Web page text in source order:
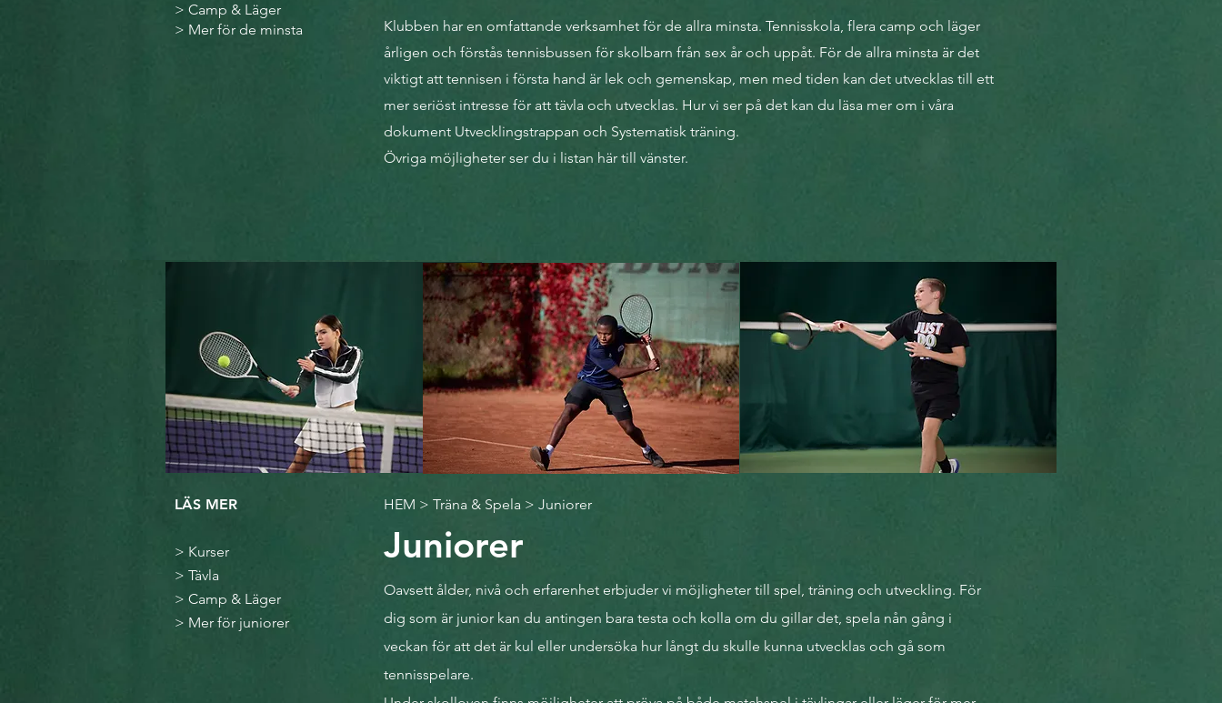
> Camp & Läger
> Mer för de minsta
Klubben har en omfattande verksamhet för de allra minsta. Tennisskola, flera camp och läger
årligen och förstås tennisbussen för skolbarn från sex år och uppåt. För de allra minsta är det
viktigt att tennisen i första hand är lek och gemenskap, men med tiden kan det utvecklas till ett
mer seriöst intresse för att tävla och utvecklas. Hur vi ser på det kan du läsa mer om i våra
dokument Utvecklingstrappan och Systematisk träning.
Övriga möjligheter ser du i listan här till vänster.
LÄS MER
> Kurser
> Tävla
> Camp & Läger
> Mer för juniorer
HEM > Träna & Spela > Juniorer
Juniorer
Oavsett ålder, nivå och erfarenhet erbjuder vi möjligheter till spel, träning och utveckling. För
dig som är junior kan du antingen bara testa och kolla om du gillar det, spela nån gång i
veckan för att det är kul eller undersöka hur långt du skulle kunna utvecklas och gå som
tennisspelare.